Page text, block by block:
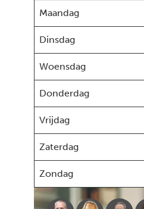
Maandag
Dinsdag
Woensdag
Donderdag
Vrijdag
Zaterdag
Zondag